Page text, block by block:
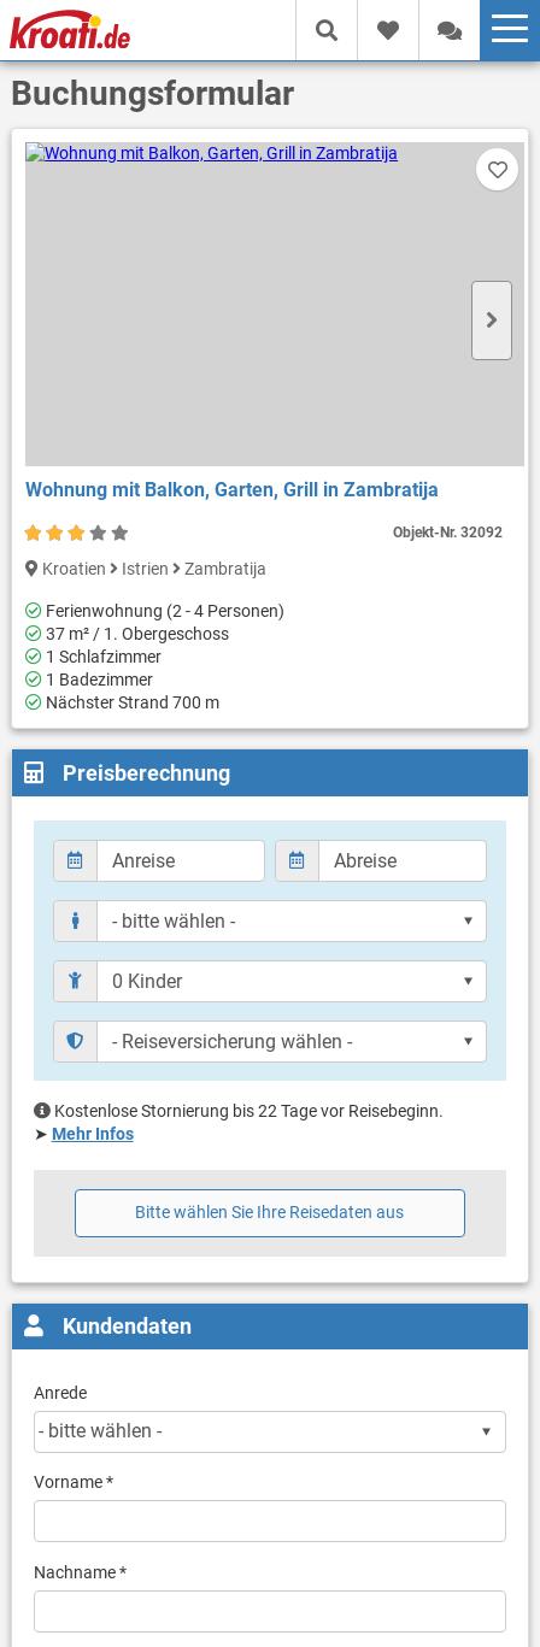
Buchungsformular
Wohnung mit Balkon, Garten, Grill in Zambratija
Kroatien Istrien Zambratija
Ferienwohnung (2 - 4 Personen)
37 m² / 1. Obergeschoss
1 Schlafzimmer
1 Badezimmer
Nächster Strand 700 m
Objekt-Nr. 32092
Preisberechnung
Kostenlose Stornierung bis 22 Tage vor Reisebeginn.
➤ Mehr Infos
Bitte wählen Sie Ihre Reisedaten aus
Kundendaten
Anrede
Vorname *
Nachname *